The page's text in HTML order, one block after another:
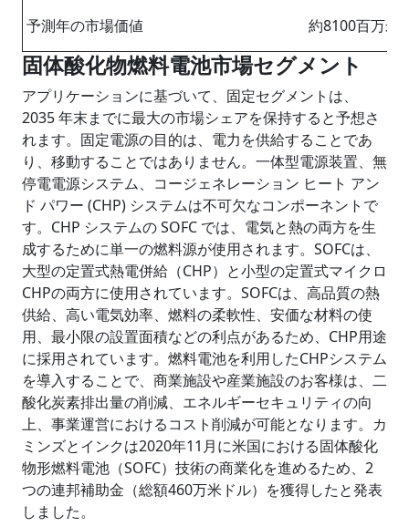
予測年の市場価値
約8100百万米
固体酸化物燃料電池市場セグメント
アプリケーションに基づいて、固定セグメントは、
2035 年末までに最大の市場シェアを保持すると予想さ
れます。固定電源の目的は、電力を供給することであ
り、移動することではありません。一体型電源装置、無
停電電源システム、コージェネレーション ヒート アン
ド パワー (CHP) システムは不可欠なコンポーネントで
す。CHP システムの SOFC では、電気と熱の両方を生
成するために単一の燃料源が使用されます。SOFCは、
大型の定置式熱電併給（CHP）と小型の定置式マイクロ
CHPの両方に使用されています。SOFCは、高品質の熱
供給、高い電気効率、燃料の柔軟性、安価な材料の使
用、最小限の設置面積などの利点があるため、CHP用途
に採用されています。燃料電池を利用したCHPシステム
を導入することで、商業施設や産業施設のお客様は、二
酸化炭素排出量の削減、エネルギーセキュリティの向
上、事業運営におけるコスト削減が可能となります。カ
ミンズとインクは2020年11月に米国における固体酸化
物形燃料電池（SOFC）技術の商業化を進めるため、2
つの連邦補助金（総額460万米ドル）を獲得したと発表
しました。